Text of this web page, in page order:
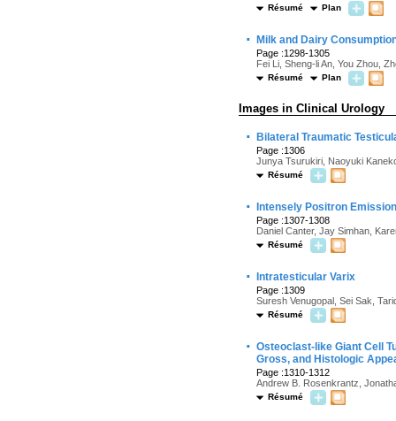
Résumé Plan
· Milk and Dairy
Page :1298-1305
Fei Li, Sheng-li An, You Zhou,
Résumé Plan
Images in Clinical Urology
· Bilateral Traumatic
Page :1306
Junya Tsurukiri, Naoyuki
Résumé
· Intensely Positron
Page :1307-1308
Daniel Canter, Jay Simhan,
Résumé
· Intratesticular Varix
Page :1309
Suresh Venugopal, Sei Sak,
Résumé
· Osteoclast-like Giant Cell
Gross, and Histologic
Page :1310-1312
Andrew B. Rosenkrantz,
Résumé